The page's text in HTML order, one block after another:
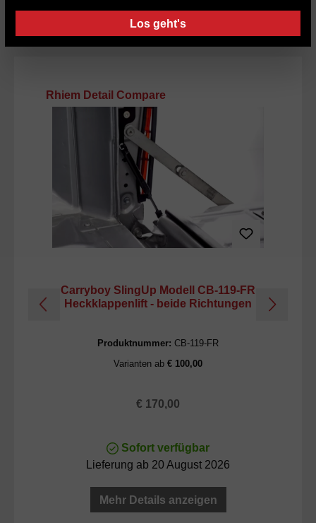
Produktgalerie überspringen
Rhiem Detail Compare
Carryboy SlingUp Modell CB-119-FR
Heckklappenlift - beide Richtungen
Produktnummer: CB-119-FR
Varianten ab € 100,00
Regulärer Preis:
€ 170,00
Sofort verfügbar
Lieferung ab 20 August 2026
Mehr Details anzeigen
Los geht's